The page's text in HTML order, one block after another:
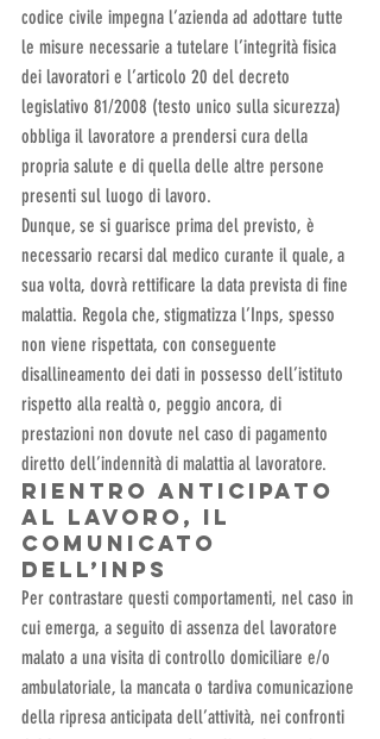
codice civile impegna l’azienda ad adottare tutte
le misure necessarie a tutelare l’integrità fisica
dei lavoratori e l’articolo 20 del decreto
legislativo 81/2008 (testo unico sulla sicurezza)
obbliga il lavoratore a prendersi cura della
propria salute e di quella delle altre persone
presenti sul luogo di lavoro.
Dunque, se si guarisce prima del previsto, è
necessario recarsi dal medico curante il quale, a
sua volta, dovrà rettificare la data prevista di fine
malattia. Regola che, stigmatizza l’Inps, spesso
non viene rispettata, con conseguente
disallineamento dei dati in possesso dell’istituto
rispetto alla realtà o, peggio ancora, di
prestazioni non dovute nel caso di pagamento
diretto dell’indennità di malattia al lavoratore.
Rientro anticipato
al lavoro, il
comunicato
dell’Inps
Per contrastare questi comportamenti, nel caso in
cui emerga, a seguito di assenza del lavoratore
malato a una visita di controllo domiciliare e/o
ambulatoriale, la mancata o tardiva comunicazione
della ripresa anticipata dell’attività, nei confronti